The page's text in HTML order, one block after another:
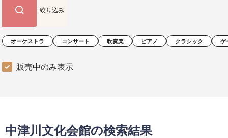
オーケストラ コンサート 吹奏楽 ピアノ クラシック ゲ
販売中のみ表示
絞り込み
中津川文化会館の検索結果